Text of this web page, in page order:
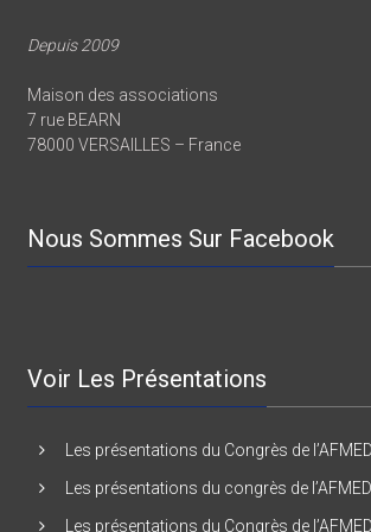
Depuis 2009
Maison des associations
7 rue BEARN
78000 VERSAILLES – France
Nous Sommes Sur Facebook
Voir Les Présentations
Les présentations du Congrès de
Les présentations du congrès de
Les présentations du Congrès de